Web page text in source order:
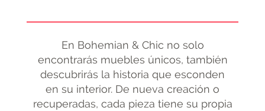
En Bohemian & Chic no solo
encontrarás muebles únicos, también
descubrirás la historia que esconden
en su interior. De nueva creación o
recuperadas, cada pieza tiene su propia